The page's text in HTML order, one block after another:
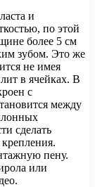
и
по этой
более 5 см
зубом. Это же
не имея
в ячейках. В
с
между
сделать
пену.
или